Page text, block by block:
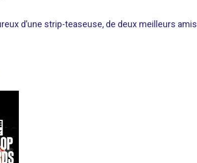
d’une strip-teaseuse, de deux meilleurs amis